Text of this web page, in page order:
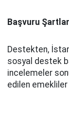
Başvuru
Destekten,
sosyal destek
incelemeler
edilen